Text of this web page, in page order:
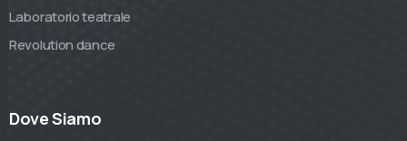
Laboratorio teatrale
Revolution dance
Dove Siamo